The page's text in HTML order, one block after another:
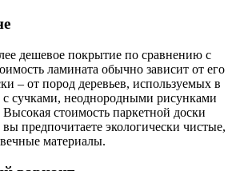
дешевое покрытие по сравнению с
ламината обычно зависит от его
– от пород деревьев, используемых в
с сучками, неоднородными рисунками
Высокая стоимость паркетной доски
вы предпочитаете экологически чистые,
материалы.